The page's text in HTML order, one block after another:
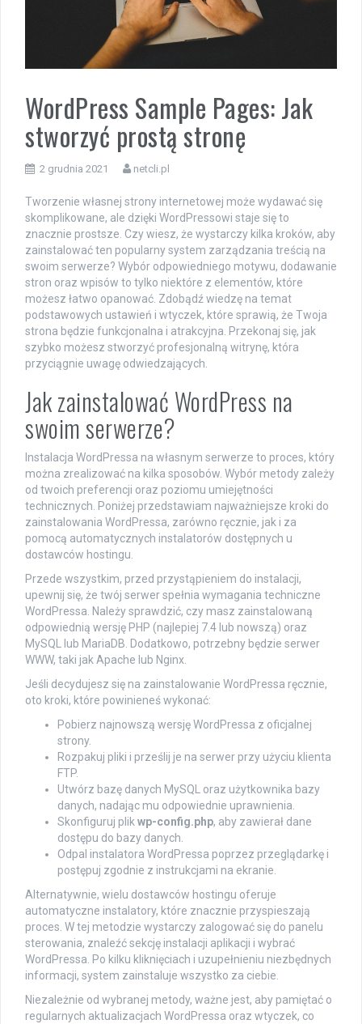
WordPress Sample Pages: Jak
stworzyć prostą stronę
2 grudnia 2021 netcli.pl
Tworzenie własnej strony internetowej może wydawać się
skomplikowane, ale dzięki WordPressowi staje się to
znacznie prostsze. Czy wiesz, że wystarczy kilka kroków, aby
zainstalować ten popularny system zarządzania treścią na
swoim serwerze? Wybór odpowiedniego motywu, dodawanie
stron oraz wpisów to tylko niektóre z elementów, które
możesz łatwo opanować. Zdobądź wiedzę na temat
podstawowych ustawień i wtyczek, które sprawią, że Twoja
strona będzie funkcjonalna i atrakcyjna. Przekonaj się, jak
szybko możesz stworzyć profesjonalną witrynę, która
przyciągnie uwagę odwiedzających.
Jak zainstalować WordPress na
swoim serwerze?
Instalacja WordPressa na własnym serwerze to proces, który
można zrealizować na kilka sposobów. Wybór metody zależy
od twoich preferencji oraz poziomu umiejętności
technicznych. Poniżej przedstawiam najważniejsze kroki do
zainstalowania WordPressa, zarówno ręcznie, jak i za
pomocą automatycznych instalatorów dostępnych u
dostawców hostingu.
Przede wszystkim, przed przystąpieniem do instalacji,
upewnij się, że twój serwer spełnia wymagania techniczne
WordPressa. Należy sprawdzić, czy masz zainstalowaną
odpowiednią wersję PHP (najlepiej 7.4 lub nowszą) oraz
MySQL lub MariaDB. Dodatkowo, potrzebny będzie serwer
WWW, taki jak Apache lub Nginx.
Jeśli decydujesz się na zainstalowanie WordPressa ręcznie,
oto kroki, które powinieneś wykonać:
Pobierz najnowszą wersję WordPressa z oficjalnej
strony.
Rozpakuj pliki i prześlij je na serwer przy użyciu klienta
FTP.
Utwórz bazę danych MySQL oraz użytkownika bazy
danych, nadając mu odpowiednie uprawnienia.
Skonfiguruj plik wp-config.php, aby zawierał dane
dostępu do bazy danych.
Odpal instalatora WordPressa poprzez przeglądarkę i
postępuj zgodnie z instrukcjami na ekranie.
Alternatywnie, wielu dostawców hostingu oferuje
automatyczne instalatory, które znacznie przyspieszają
proces. W tej metodzie wystarczy zalogować się do panelu
sterowania, znaleźć sekcję instalacji aplikacji i wybrać
WordPressa. Po kilku kliknięciach i uzupełnieniu niezbędnych
informacji, system zainstaluje wszystko za ciebie.
Niezależnie od wybranej metody, ważne jest, aby pamiętać o
regularnych aktualizacjach WordPressa oraz wtyczek, co